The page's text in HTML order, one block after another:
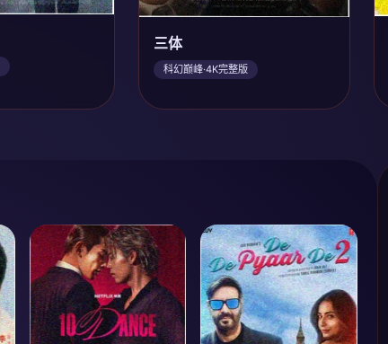
三体
科幻巅峰·4K完整版